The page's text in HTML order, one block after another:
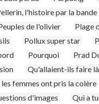
l'histoire par la bande
de l'olivier Plage
Pollux super star
Pourquoi Prad
Qu'allaient-ils faire
femmes ont pris la colère
d'images Qui a